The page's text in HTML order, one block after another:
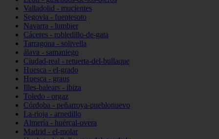
Valladolid - mucientes
Segovia - fuentesoto
Navarra - lumbier
Cáceres - robledillo-de-gata
Tarragona - solivella
álava - samaniego
Ciudad-real - retuerta-del-bullaque
Huesca - el-grado
Huesca - graus
Illes-balears - ibiza
Toledo - orgaz
Córdoba - peñarroya-pueblonuevo
La-rioja - arnedillo
Almería - huércal-overa
Madrid - el-molar